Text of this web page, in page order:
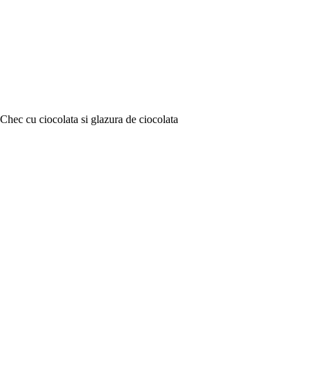
Chec cu ciocolata si glazura de ciocolata